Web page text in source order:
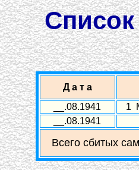
Д а т а
__.08.1941
1
__.08.1941
Всего сбитых